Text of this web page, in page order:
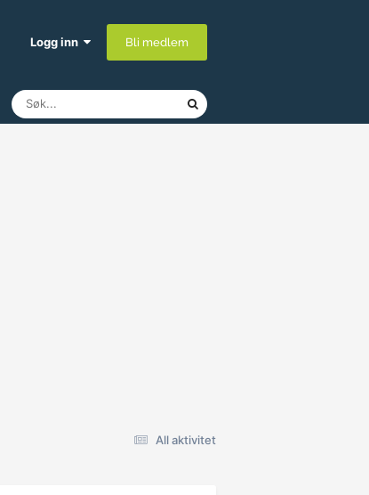
Logg inn Bli medlem
All aktivitet